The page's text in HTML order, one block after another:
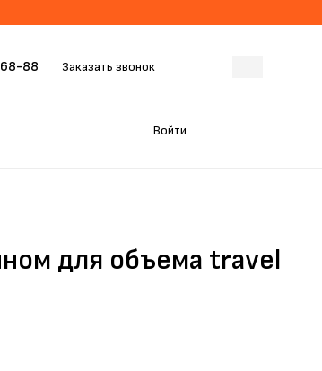
68-88 Заказать звонок
Войти
для объема travel